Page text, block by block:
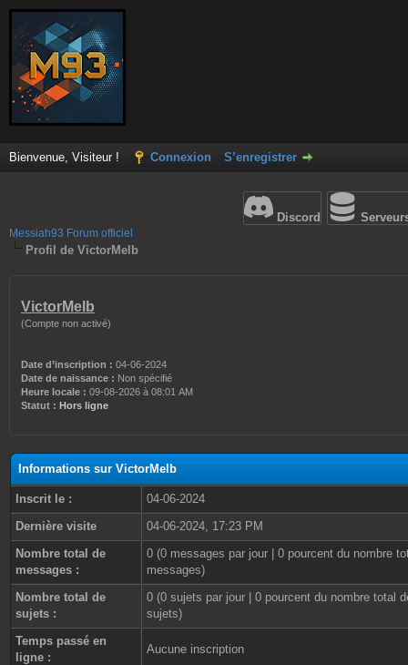
Bienvenue, Visiteur ! Connexion S’enregistrer
Discord
Messiah93 Forum officiel
Profil de VictorMelb
VictorMelb
(Compte non activé)
Date d’inscription : 04-06-2024
Date de naissance : Non spécifié
Heure locale : 09-08-2026 à 08:01 AM
Statut : Hors ligne
Informations sur VictorMelb
Inscrit le :
04-06-2024
Dernière visite
04-06-2024, 17:23 PM
Nombre total de
messages :
0 (0 messages par jour | 0 pourcent du nombre
messages)
Nombre total de
sujets :
0 (0 sujets par jour | 0 pourcent du nombre total
sujets)
Temps passé en
ligne :
Aucune inscription